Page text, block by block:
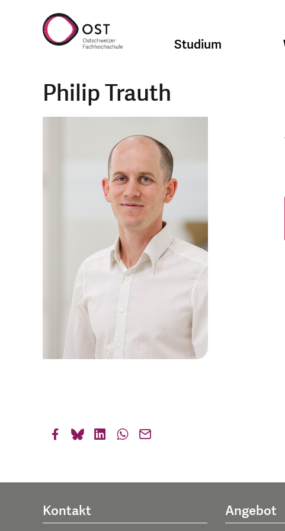
Studium
Philip Trauth
Kontakt Angebot